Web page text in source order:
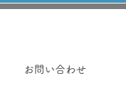
お問い合わせ